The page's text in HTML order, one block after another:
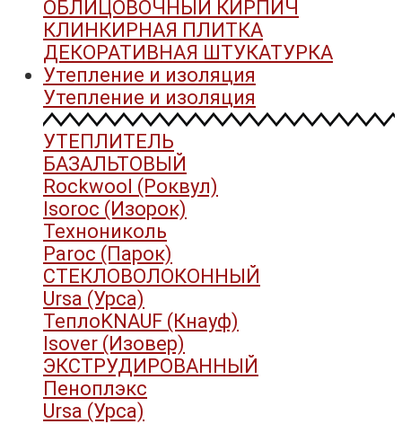
ОБЛИЦОВОЧНЫЙ КИРПИЧ
КЛИНКИРНАЯ ПЛИТКА
ДЕКОРАТИВНАЯ ШТУКАТУРКА
Утепление и изоляция
Утепление и изоляция
УТЕПЛИТЕЛЬ
БАЗАЛЬТОВЫЙ
Rockwool (Роквул)
Isoroc (Изорок)
Технониколь
Paroc (Парок)
СТЕКЛОВОЛОКОННЫЙ
Ursa (Урса)
ТеплоKNAUF (Кнауф)
Isover (Изовер)
ЭКСТРУДИРОВАННЫЙ
Пеноплэкс
Ursa (Урса)